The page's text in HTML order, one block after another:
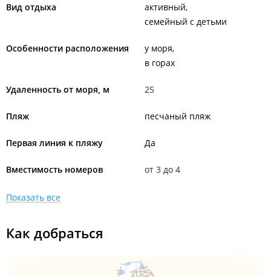
Вид отдыха
активный
семейный с детьми
Особенности расположения
у моря
в горах
Удаленность от моря, м 25
Пляж песчаный пляж
Первая линия к пляжу Да
Вместимость номеров от 3 до 4
Показать все
Как добраться